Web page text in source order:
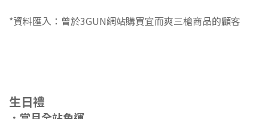
*資料匯入：曾於3GUN網站購買宜而爽三槍商品的顧客
生日禮